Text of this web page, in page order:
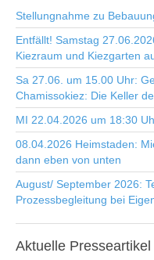
Stellungnahme zu
Entfällt! Samstag
Kiezraum und Kiezgarten
Sa 27.06. um 15.00 Uhr:
Chamissokiez: Die Keller
MI 22.04.2026 um 18:30
08.04.2026 Heimstaden:
dann eben von unten
August/ September 2026:
Prozessbegleitung bei
Aktuelle Presseartikel